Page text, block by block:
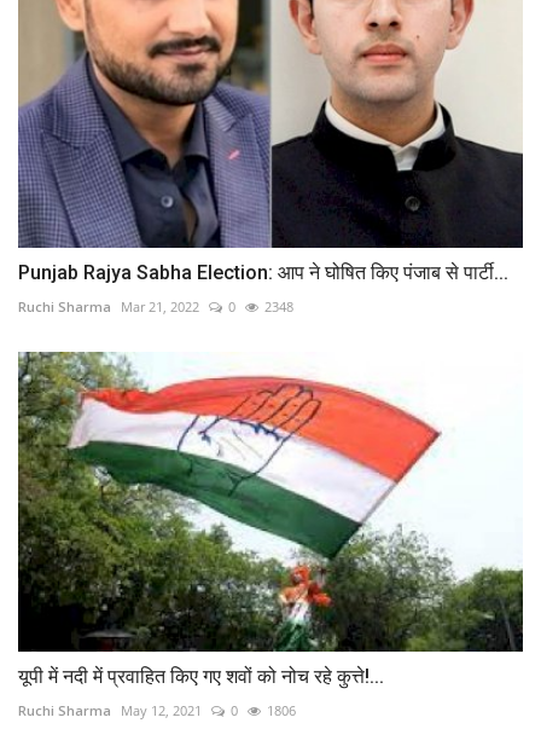
Punjab Rajya Sabha Election: आप ने घोषित किए पंजाब से पार्टी...
Ruchi Sharma Mar 21, 2022 0 2348
यूपी में नदी में प्रवाहित किए गए शवों को नोच रहे कुत्ते!...
Ruchi Sharma May 12, 2021 0 1806